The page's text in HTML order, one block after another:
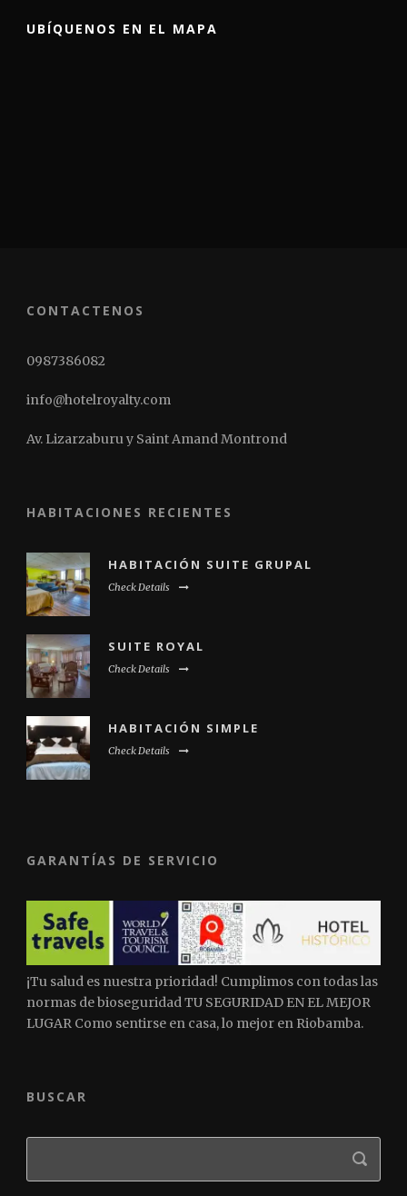
UBÍQUENOS EN EL MAPA
CONTACTENOS
0987386082
info@hotelroyalty.com
Av. Lizarzaburu y Saint Amand Montrond
HABITACIONES RECIENTES
HABITACIÓN SUITE GRUPAL
Check Details
SUITE ROYAL
Check Details
HABITACIÓN SIMPLE
Check Details
GARANTÍAS DE SERVICIO
¡Tu salud es nuestra prioridad! Cumplimos con todas las
normas de bioseguridad TU SEGURIDAD EN EL MEJOR
LUGAR Como sentirse en casa, lo mejor en Riobamba.
BUSCAR